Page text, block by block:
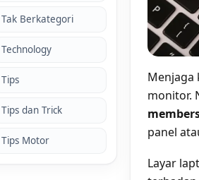
Tak Berkategori
Technology
Tips
Tips dan Trick
Tips Motor
Menjaga
monitor.
panel
Layar